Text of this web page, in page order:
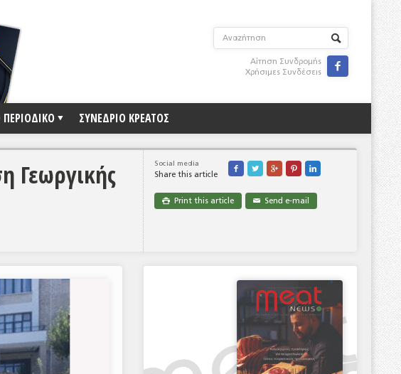
Αίτηση Συνδρομής
Χρήσιμες Συνδέσεις

ΠΕΡΙΟΔΙΚΟ ΣΥΝΕΔΡΙΟ ΚΡΕΑΤΟΣ
Social media
Share this article
    
 Print this article ✉ Send e-mail
Γεωργικής